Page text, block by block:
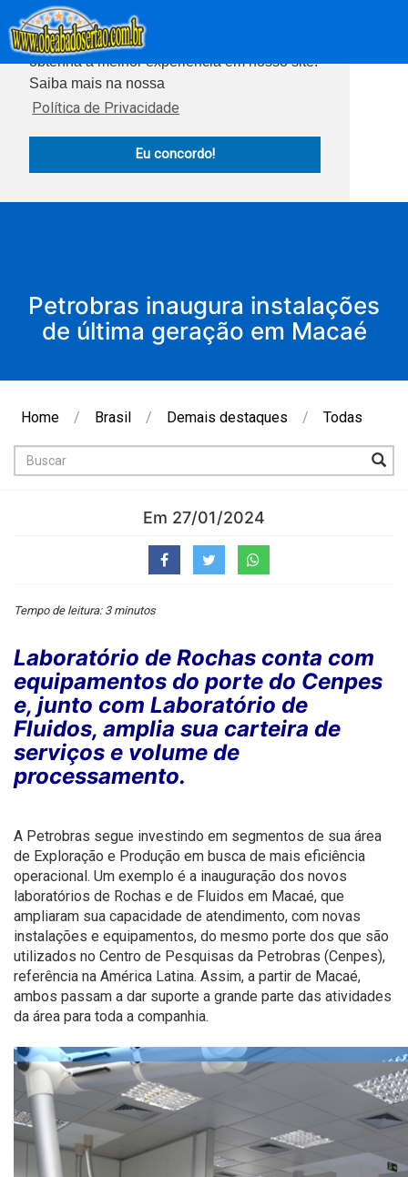
Este site usa cookies para garantir que você
obtenha a melhor experiência em nosso site.
Saiba mais na nossa
Política de Privacidade
Eu concordo!
Petrobras inaugura instalações
de última geração em Macaé
Home / Brasil / Demais destaques / Todas
Buscar
Em 27/01/2024
Tempo de leitura: 3 minutos
Laboratório de Rochas conta com
equipamentos do porte do Cenpes
e, junto com Laboratório de
Fluidos, amplia sua carteira de
serviços e volume de
processamento.
A Petrobras segue investindo em segmentos de sua área
de Exploração e Produção em busca de mais eficiência
operacional. Um exemplo é a inauguração dos novos
laboratórios de Rochas e de Fluidos em Macaé, que
ampliaram sua capacidade de atendimento, com novas
instalações e equipamentos, do mesmo porte dos que são
utilizados no Centro de Pesquisas da Petrobras (Cenpes),
referência na América Latina. Assim, a partir de Macaé,
ambos passam a dar suporte a grande parte das atividades
da área para toda a companhia.